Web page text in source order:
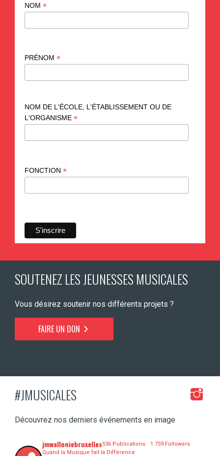
NOM *
PRÉNOM *
NOM DE L'ÉCOLE, L'ÉTABLISSEMENT OU DE
L'ORGANISME *
FONCTION *
SOUTENEZ LES JEUNESSES MUSICALES
Vous désirez soutenir nos différents projets ?
FAIRE UN DON
#JMUSICALES
Découvrez nos derniers événements en image
jmwalloniebruxelles536 Publications
1 759 Followers
Quand la Musique fait la Différence